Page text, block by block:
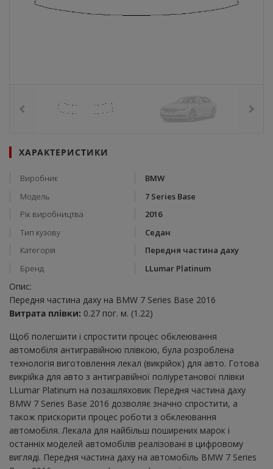
ХАРАКТЕРИСТИКИ
Виробник
BMW
Модель
7 Series Base
Рік виробництва
2016
Тип кузову
Седан
Категорія
Передня частина даху
Бренд
LLumar Platinum
Опис:
Передня частина даху на BMW 7 Series Base 2016
Витрата плівки: 0.27 пог. м. (1.22)
Щоб полегшити і спростити процес обклеювання
автомобіля антигравійною плівкою, була розроблена
технологія виготовлення лекал (викрійок) для авто. Готова
викрійка для авто з антигравійної поліуретанової плівки
LLumar Platinum на позашляховик Передня частина даху
BMW 7 Series Base 2016 дозволяє значно спростити, а
також прискорити процес роботи з обклеювання
автомобіля. Лекала для найбільш поширених марок і
останніх моделей автомобілів реалізовані в цифровому
вигляді. Передня частина даху на автомобіль BMW 7 Series